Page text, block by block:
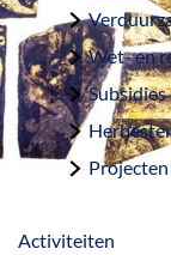
Wet- en
Subsidies
Projecten
Activiteiten